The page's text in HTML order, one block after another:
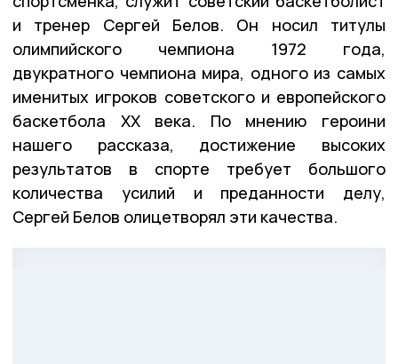
и тренер Сергей Белов. Он носил титулы
олимпийского чемпиона 1972 года,
двукратного чемпиона мира, одного из самых
именитых игроков советского и европейского
баскетбола XX века. По мнению героини
нашего рассказа, достижение высоких
результатов в спорте требует большого
количества усилий и преданности делу,
Сергей Белов олицетворял эти качества.